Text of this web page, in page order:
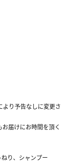
り予告なしに変更さ
届けにお時間を頂く
り、シャンプー